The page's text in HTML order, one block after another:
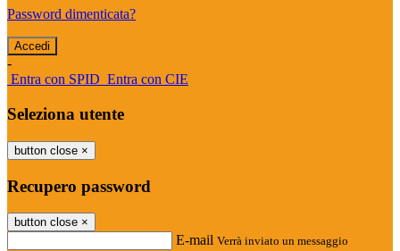
Password dimenticata?
-
Entra con SPID Entra con CIE
Seleziona utente
button close ×
Recupero password
button close ×
E-mail Verrà inviato un messaggio